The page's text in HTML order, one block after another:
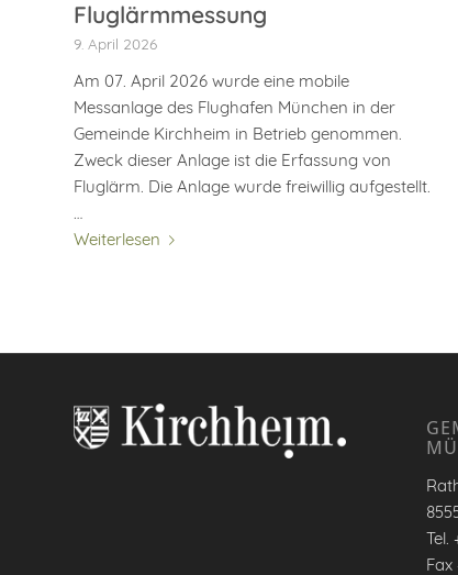
Fluglärmmessung
9. April 2026
Am 07. April 2026 wurde eine mobile
Messanlage des Flughafen München in der
Gemeinde Kirchheim in Betrieb genommen.
Zweck dieser Anlage ist die Erfassung von
Fluglärm. Die Anlage wurde freiwillig aufgestellt.
…
Weiterlesen
Tel.
Fax